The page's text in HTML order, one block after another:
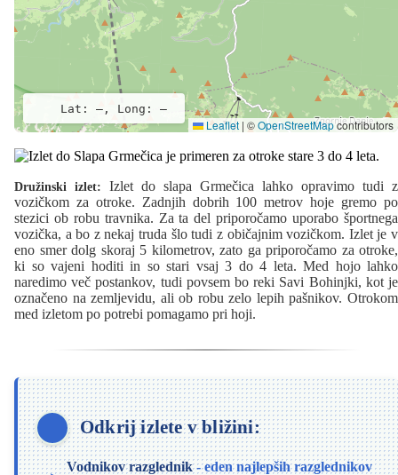
Lat: –, Long: –
Leaflet | ©OpenStreetMapcontributors
Družinski izlet:
Izlet do slapa Grmečica lahko opravimo tudi z
vozičkom za otroke. Zadnjih dobrih 100 metrov hoje gremo po
stezici ob robu travnika. Za ta del priporočamo uporabo športnega
vozička, a bo z nekaj truda šlo tudi z običajnim vozičkom. Izlet je v
eno smer dolg skoraj 5 kilometrov, zato ga priporočamo za otroke,
ki so vajeni hoditi in so stari vsaj 3 do 4 leta. Med hojo lahko
naredimo več postankov, tudi povsem bo reki Savi Bohinjki, kot je
označeno na zemljevidu, ali ob robu zelo lepih pašnikov. Otrokom
med izletom po potrebi pomagamo pri hoji.
Odkrij izlete v bližini:
Vodnikov razglednik - eden najlepših razglednikov